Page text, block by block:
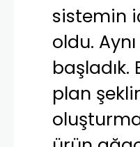
sistemin
oldu.
başladık.
plan